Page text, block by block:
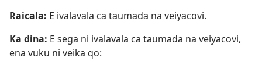
Raicala: E ivalavala ca taumada na veiyacovi.
Ka dina: E sega ni ivalavala ca taumada na veiyacovi,
ena vuku ni veika qo: